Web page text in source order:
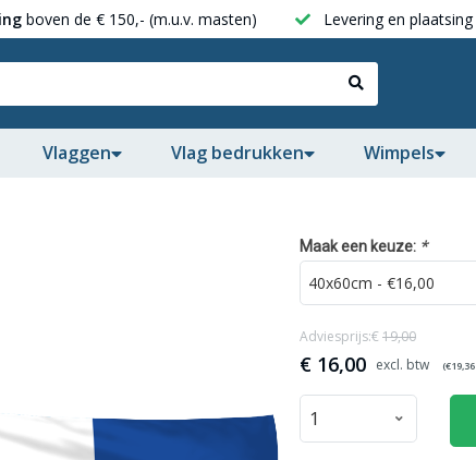
boven de € 150,- (m.u.v. masten) Levering en plaatsing
Vlaggen Vlag bedrukken Wimpels
Maak een keuze: *
€ 16,00 (€19,36
Adviesprijs:€19,00